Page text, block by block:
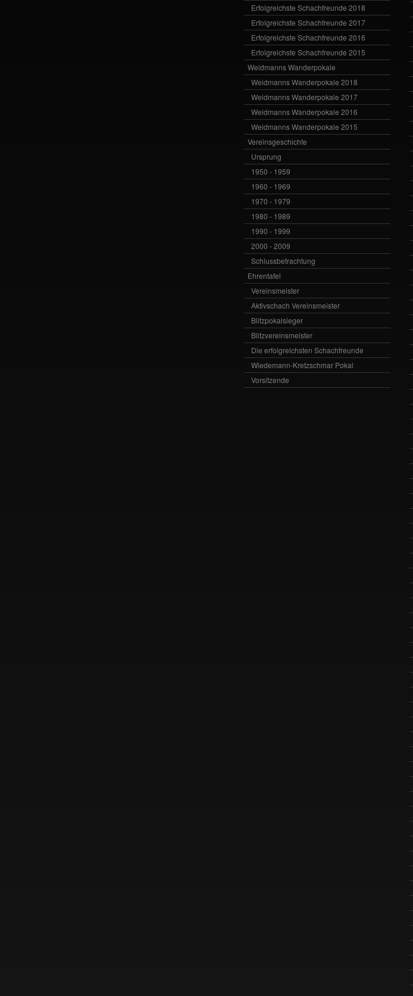
Erfolgreichste Schachfreunde 2018
Erfolgreichste Schachfreunde 2017
Erfolgreichste Schachfreunde 2016
Erfolgreichste Schachfreunde 2015
Weidmanns Wanderpokale
Weidmanns Wanderpokale 2018
Weidmanns Wanderpokale 2017
Weidmanns Wanderpokale 2016
Weidmanns Wanderpokale 2015
Vereinsgeschichte
Ursprung
1950 - 1959
1960 - 1969
1970 - 1979
1980 - 1989
1990 - 1999
2000 - 2009
Schlussbetrachtung
Ehrentafel
Vereinsmeister
Aktivschach Vereinsmeister
Blitzpokalsieger
Blitzvereinsmeister
Die erfolgreichsten Schachfreunde
Wiedemann-Kretzschmar Pokal
Vorsitzende